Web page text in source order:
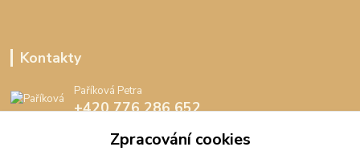
Kontakty
Paříková Petra
+420 776 286 652
Zpracování cookies